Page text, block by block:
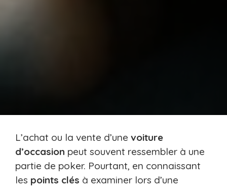
L’achat ou la vente d’une voiture
d’occasion peut souvent ressembler à une
partie de poker. Pourtant, en connaissant
les points clés à examiner lors d’une